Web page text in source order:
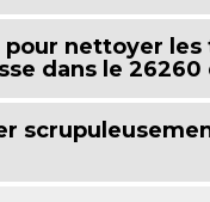
nettoyer
dans le